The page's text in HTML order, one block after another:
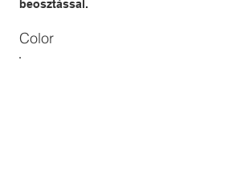
beosztással.
Color